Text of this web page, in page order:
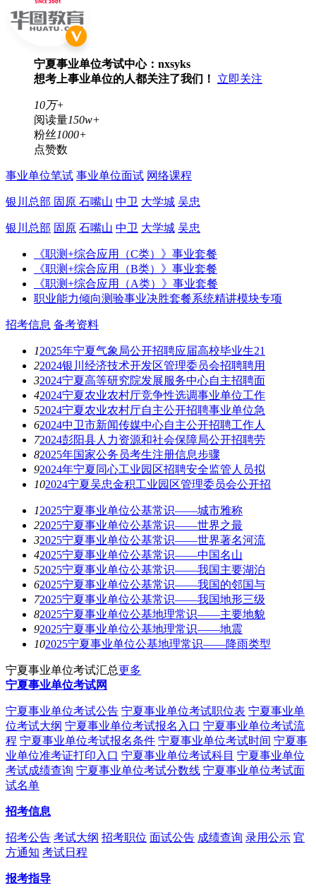
宁夏事业单位考试中心：nxsyks
想考上事业单位的人都关注了我们！
立即关注
10万+
阅读量150w+
粉丝1000+
点赞数
事业单位笔试 事业单位面试 网络课程
银川总部 固原 石嘴山 中卫 大学城 吴忠
银川总部 固原 石嘴山 中卫 大学城 吴忠
《职测+综合应用（C类）》事业套餐
《职测+综合应用（B类）》事业套餐
《职测+综合应用（A类）》事业套餐
职业能力倾向测验事业决胜套餐系统精讲模块专项
招考信息 备考资料
12025年宁夏气象局公开招聘应届高校毕业生21
22024银川经济技术开发区管理委员会招聘聘用
32024宁夏高等研究院发展服务中心自主招聘面
42024宁夏农业农村厅竞争性选调事业单位工作
52024宁夏农业农村厅自主公开招聘事业单位急
62024中卫市新闻传媒中心自主公开招聘工作人
72024彭阳县人力资源和社会保障局公开招聘劳
82025年国家公务员考生注册信息步骤
92024年宁夏同心工业园区招聘安全监管人员拟
102024宁夏吴忠金积工业园区管理委员会公开招
12025宁夏事业单位公基常识——城市雅称
22025宁夏事业单位公基常识——世界之最
32025宁夏事业单位公基常识——世界著名河流
42025宁夏事业单位公基常识——中国名山
52025宁夏事业单位公基常识——我国主要湖泊
62025宁夏事业单位公基常识——我国的邻国与
72025宁夏事业单位公基常识——我国地形三级
82025宁夏事业单位公基地理常识——主要地貌
92025宁夏事业单位公基地理常识——地震
102025宁夏事业单位公基地理常识——降雨类型
宁夏事业单位考试汇总更多
宁夏事业单位考试网
宁夏事业单位考试公告 宁夏事业单位考试职位表 宁夏事业单
位考试大纲 宁夏事业单位考试报名入口 宁夏事业单位考试流
程 宁夏事业单位考试报名条件 宁夏事业单位考试时间 宁夏事
业单位准考证打印入口 宁夏事业单位考试科目 宁夏事业单位
考试成绩查询 宁夏事业单位考试分数线 宁夏事业单位考试面
试名单
招考信息
招考公告 考试大纲 招考职位 面试公告 成绩查询 录用公示 官
方通知 考试日程
报考指导